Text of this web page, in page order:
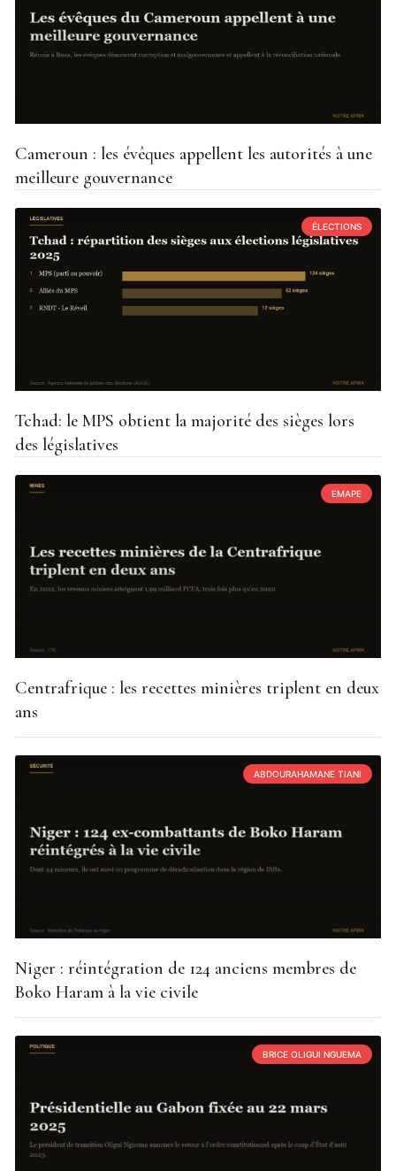
Cameroun : les évêques appellent les autorités à une
meilleure gouvernance
ÉLECTIONS
Tchad: le MPS obtient la majorité des sièges lors
des législatives
EMAPE
Centrafrique : les recettes minières triplent en deux
ans
ABDOURAHAMANE TIANI
Niger : réintégration de 124 anciens membres de
Boko Haram à la vie civile
BRICE OLIGUI NGUEMA